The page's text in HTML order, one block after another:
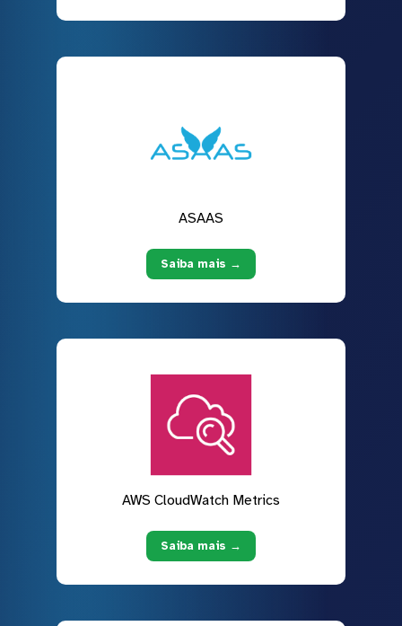
ASAAS
Saiba mais →
AWS CloudWatch Metrics
Saiba mais →